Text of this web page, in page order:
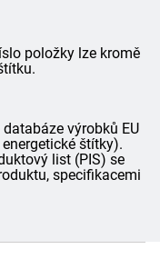
položky lze kromě
výrobků EU
štítky).
list (PIS) se
specifikacemi